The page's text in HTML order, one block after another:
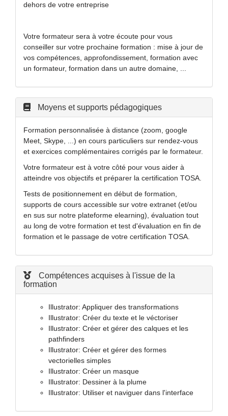
dehors de votre entreprise
Votre formateur sera à votre écoute pour vous
conseiller sur votre prochaine formation : mise à jour de
vos compétences, approfondissement, formation avec
un formateur, formation dans un autre domaine, ...
Moyens et supports pédagogiques
Formation personnalisée à distance (zoom, google
Meet, Skype, ...) en cours particuliers sur rendez-vous
et exercices complémentaires corrigés par le formateur.
Votre formateur est à votre côté pour vous aider à
atteindre vos objectifs et préparer la certification TOSA.
Tests de positionnement en début de formation,
supports de cours accessible sur votre extranet (et/ou
en sus sur notre plateforme elearning), évaluation tout
au long de votre formation et test d'évaluation en fin de
formation et le passage de votre certification TOSA.
Compétences acquises à l'issue de la
formation
Illustrator: Appliquer des transformations
Illustrator: Créer du texte et le véctoriser
Illustrator: Créer et gérer des calques et les
pathfinders
Illustrator: Créer et gérer des formes
vectorielles simples
Illustrator: Créer un masque
Illustrator: Dessiner à la plume
Illustrator: Utiliser et naviguer dans l'interface